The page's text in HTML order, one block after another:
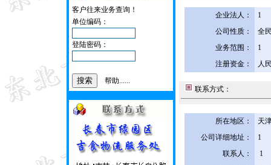
客户往来业务查询！
单位编码：
登陆密码：
帮助......
企业法人：
1
公司性质：
全
业务范围：
1
注册资金：
人
联系方式：
所在地区：
天
公司详细地址：
1
联系人：
1